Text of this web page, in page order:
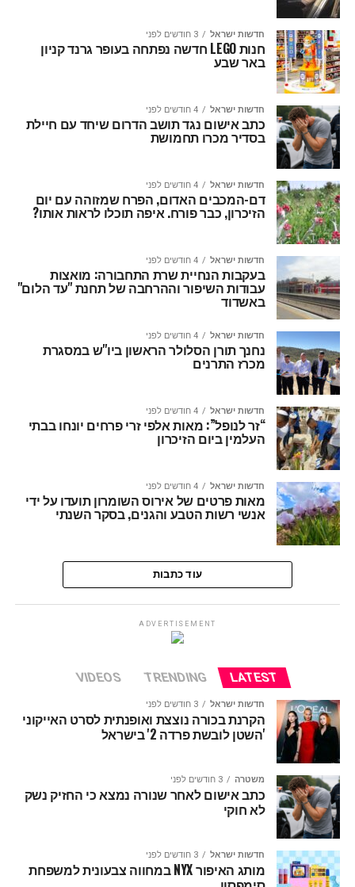
חדשות ישראל 3 חודשים לפני
חנות LEGO חדשה נפתחה בעופר גרנד קניון
באר שבע
חדשות ישראל 4 חודשים לפני
כתב אישום נגד תושב הדרום שיחד עם חיילת
בסדיר מכרו תחמושת
חדשות ישראל 4 חודשים לפני
דם-המכבים האדום, הפרח שמזוהה עם יום
הזיכרון, כבר פורח. איפה תוכלו לראות אותו?
חדשות ישראל 4 חודשים לפני
בעקבות הנחיית שרת התחבורה: מואצות
עבודות השיפור וההרחבה של תחנת "עד הלום"
באשדוד
חדשות ישראל 4 חודשים לפני
נחנך תורן הסלולר הראשון ביו"ש במסגרת
מכרז התרנים
חדשות ישראל 4 חודשים לפני
“זר לנופל”: מאות אלפי זרי פרחים יונחו בבתי
העלמין ביום הזיכרון
חדשות ישראל 4 חודשים לפני
מאות פרטים של אירוס השומרון תועדו על ידי
אנשי רשות הטבע והגנים, בסקר השנתי
עוד כתבות
ADVERTISEMENT
LATEST
TRENDING
VIDEOS
חדשות ישראל 3 חודשים לפני
הקרנת בכורה נוצצת ואופנתית לסרט האייקוני
'השטן לובשת פרדה 2' בישראל
משטרה 3 חודשים לפני
כתב אישום לאחר שנורה נמצא כי החזיק נשק
לא חוקי
חדשות ישראל 3 חודשים לפני
מותג האיפור NYX במחווה צבעונית למשפחת